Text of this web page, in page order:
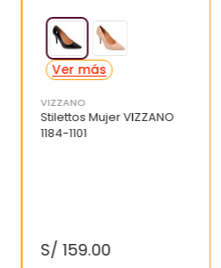
VIZZANO
Stilettos Mujer VIZZANO
1184-1101
S/ 159.00